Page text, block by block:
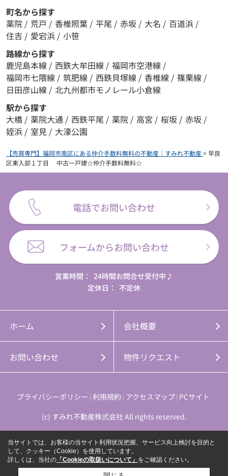
町名から探す
薬院 / 荒戸 / 香椎照葉 / 平尾 / 赤坂 / 大名 / 百道浜 /
住吉 / 愛宕浜 / 小笹
路線から探す
鹿児島本線 / 西鉄大牟田線 / 福岡市空港線 /
福岡市七隈線 / 筑肥線 / 西鉄貝塚線 / 香椎線 / 篠栗線 /
日田彦山線 / 北九州都市モノレール小倉線
駅から探す
大橋 / 薬院大通 / 西鉄平尾 / 薬院 / 高宮 / 桜坂 / 赤坂 /
姪浜 / 室見 / 大濠公園
【売買専門】福岡市南区にある仲介手数料無料の不動産｜すみれ不動産>早良
区東入部１丁目 中古一戸建☆仲介手数料無料☆
電話でお問い合わせ
フォームからお問い合わせ
営業時間：
24時間お問合せ受付中♪
定休日：
不定休
ホーム 会社概要
お問い合わせ 物件リクエスト
プライバシーポリシー 利用規約 アクセスマップ PCサイト
(c) すみれ不動産株式会社 All rights reserved.
当サイトでは、お客様の当サイト利用状況把握、サービス向上検討を目的と
して、クッキー（Cookie）を使用しています。
詳しくは、当社の 「Cookieの取扱いについて」 をご確認ください。